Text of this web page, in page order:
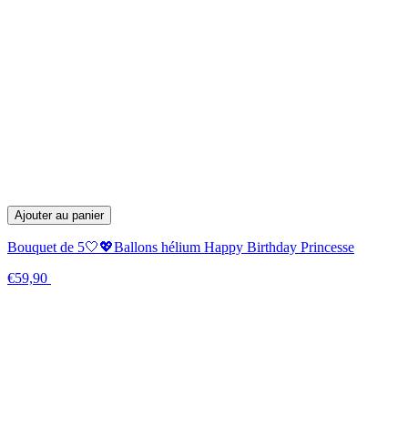
Ajouter au panier
Bouquet de 5🤍💖Ballons hélium Happy Birthday Princesse
€59,90